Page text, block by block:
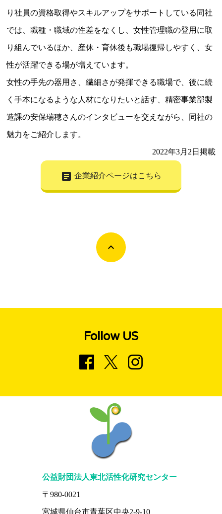
り社員の資格取得やスキルアップをサポートしている同社
では、職種・職域の性差をなくし、女性管理職の登用に取
り組んでいるほか、産休・育休後も職場復帰しやすく、女
性が活躍できる場が増えています。
女性の手先の器用さ、繊細さが発揮できる職場で、後に続
く手本になるような人材になりたいと話す、精密事業部製
造課の安保瑞穂さんのインタビューを交えながら、同社の
魅力をご紹介します。
2022年3月2日掲載
article 企業紹介ページはこちら
Follow US
公益財団法人東北活性化研究センター
〒980-0021
宮城県仙台市青葉区中央2-9-10